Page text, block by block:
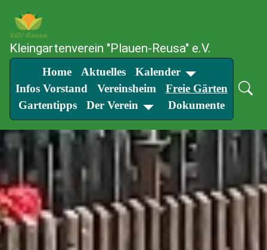
SKIP TO MAIN CONTENT
Kleingartenverein "Plauen-Reusa" e.V.
Home Aktuelles
Kalender
Infos Vorstand
Vereinsheim
Freie Gärten
Gartentipps
Der Verein Dokumente